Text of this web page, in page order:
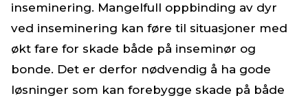
inseminering. Mangelfull oppbinding av dyr
ved inseminering kan føre til situasjoner med
økt fare for skade både på inseminør og
bonde. Det er derfor nødvendig å ha gode
løsninger som kan forebygge skade på både